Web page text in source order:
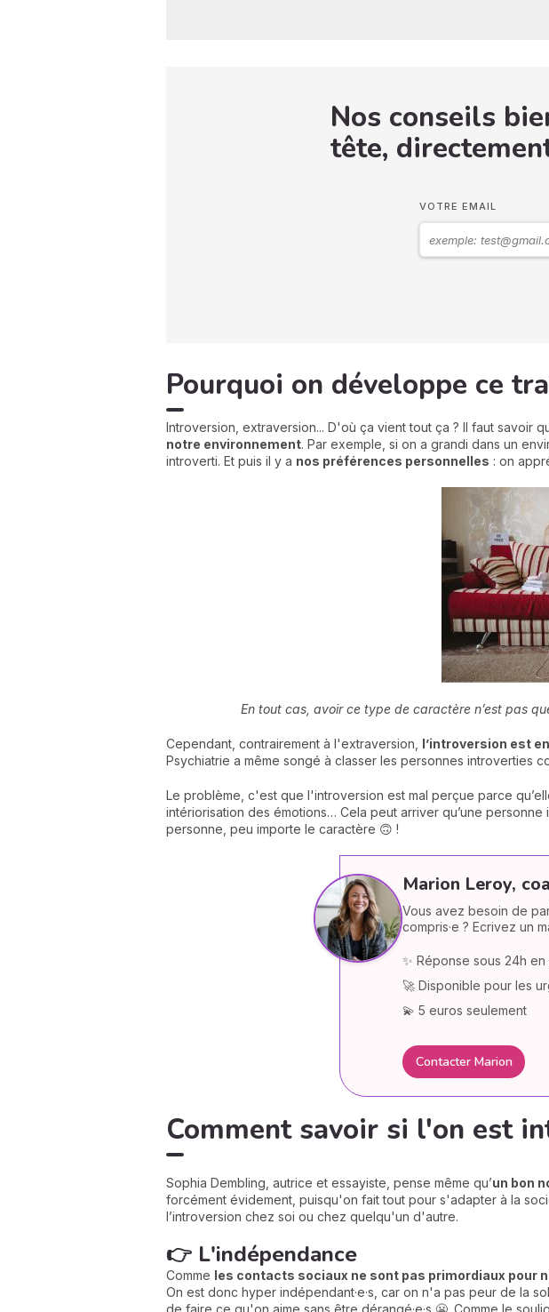
Nos conseils
tête,
VOTRE EMAIL
Pourquoi on développe ce
Introversion, extraversion... D'où ça vient tout ça ? Il faut savoir
notre environnement. Par exemple, si on a grandi dans un
introverti. Et puis il y a nos préférences personnelles : on
En tout cas, avoir ce type de caractère n’est pas
Cependant, contrairement à l'extraversion, l’introversion est
Psychiatrie a même songé à classer les personnes introverties
Le problème, c'est que l'introversion est mal perçue parce
intériorisation des émotions… Cela peut arriver qu’une
personne, peu importe le caractère 🙃 !
Marion Leroy,
Vous avez besoin de
compris·e ? Ecrivez un
✨ Réponse sous 24h en
🚀 Disponible pour les
💫 5 euros seulement
Contacter Marion
Comment savoir si l'on est
Sophia Dembling, autrice et essayiste, pense même qu’un bon
forcément évidement, puisqu'on fait tout pour s'adapter à la
l’introversion chez soi ou chez quelqu'un d'autre.
👉 L'indépendance
Comme les contacts sociaux ne sont pas primordiaux pour
On est donc hyper indépendant·e·s, car on n'a pas peur de la
de faire ce qu'on aime sans être dérangé·e·s 😬. Comme le